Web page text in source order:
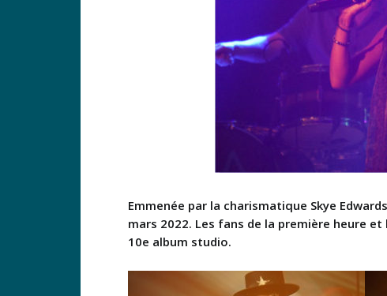
Emmenée par la charismatique Skye
mars 2022. Les fans de la première heure
10e album studio.